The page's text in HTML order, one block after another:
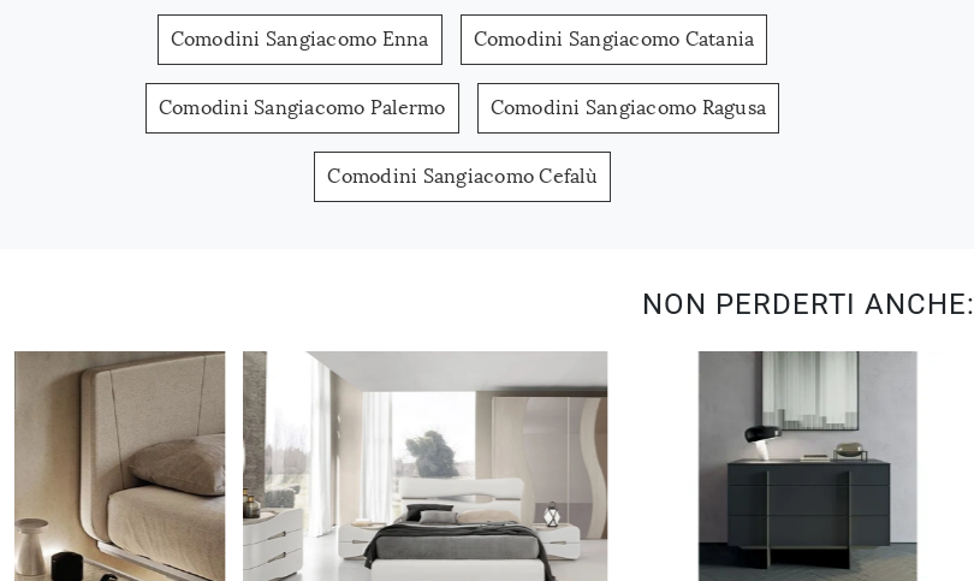
Comodini Sangiacomo Enna Comodini Sangiacomo Catania
Comodini Sangiacomo Palermo Comodini Sangiacomo Ragusa
Comodini Sangiacomo Cefalù
NON PERDERTI ANCHE: